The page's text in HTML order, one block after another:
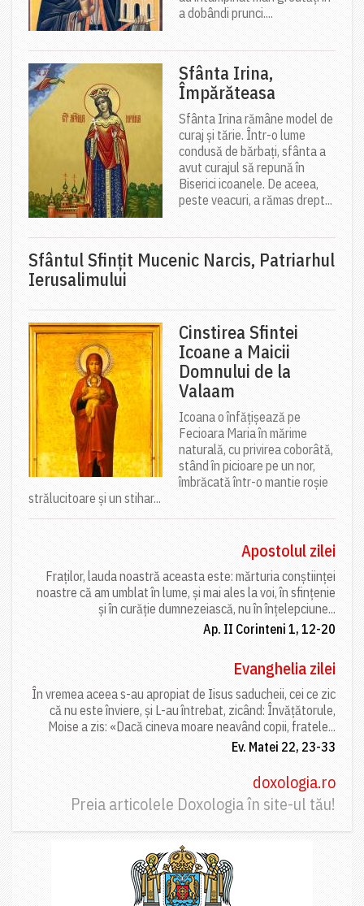
a dobândi prunci....
Sfânta Irina,
Împărăteasa
Sfânta Irina rămâne model de
curaj și tărie. Într-o lume
condusă de bărbați, sfânta a
avut curajul să repună în
Biserici icoanele. De aceea,
peste veacuri, a rămas drept...
Sfântul Sfinţit Mucenic Narcis, Patriarhul
Ierusalimului
Cinstirea Sfintei
Icoane a Maicii
Domnului de la
Valaam
Icoana o înfățișează pe
Fecioara Maria în mărime
naturală, cu privirea coborâtă,
stând în picioare pe un nor,
îmbrăcată într-o mantie roșie
strălucitoare și un stihar...
Apostolul zilei
Fraților, lauda noastră aceasta este: mărturia conștiinței
noastre că am umblat în lume, și mai ales la voi, în sfințenie
și în curăție dumnezeiască, nu în înțelepciune...
Ap. II Corinteni 1, 12-20
Evanghelia zilei
În vremea aceea s-au apropiat de Iisus saducheii, cei ce zic
că nu este înviere, și L-au întrebat, zicând: Învățătorule,
Moise a zis: «Dacă cineva moare neavând copii, fratele...
Ev. Matei 22, 23-33
doxologia.ro
Preia articolele Doxologia în site-ul tău!